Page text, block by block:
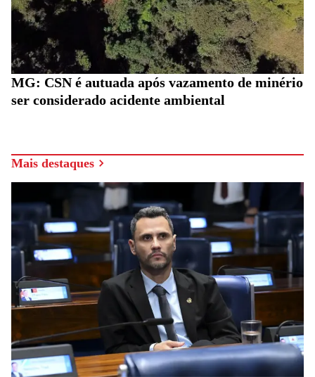
MG: CSN é autuada após vazamento de minério
ser considerado acidente ambiental
Mais destaques